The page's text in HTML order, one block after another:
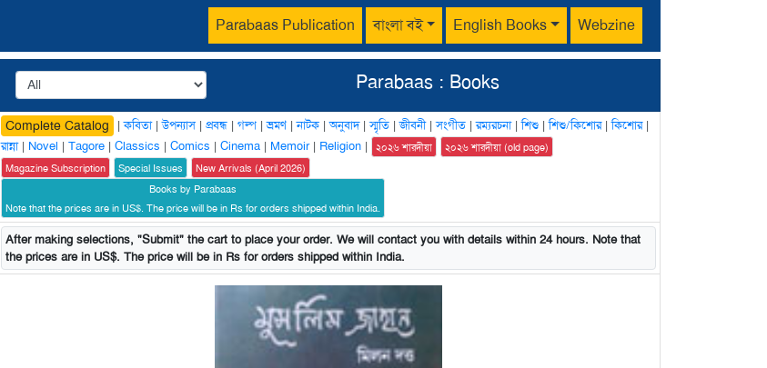
Parabaas Publication বাংলা বই English Books Webzine
Parabaas : Books
Complete Catalog |কবিতা|উপন্যাস| প্রবন্ধ | গল্প |ভ্রমণ|নাটক |অনুবাদ|স্মৃতি |জীবনী|সংগীত |রম্যরচনা|শিশু |শিশু/কিশোর|কিশোর|
রান্না| Novel | Tagore | Classics | Comics | Cinema | Memoir| Religion | ২০২৬ শারদীয়া
২০২৬ শারদীয়া (old page)
Magazine Subscription
Special Issues
New Arrivals (April 2026)
Books by Parabaas
Note that the prices are in US$. The price will be in Rs for orders shipped within India.
After making selections, "Submit" the cart to place your order. We will contact you with details within 24 hours. Note that
the prices are in US$. The price will be in Rs for orders shipped within India.